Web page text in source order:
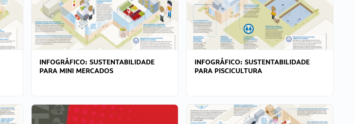
INFOGRÁFICO: SUSTENTABILIDADE
PARA MINI MERCADOS
INFOGRÁFICO: SUSTENTABILIDADE
PARA PISCICULTURA